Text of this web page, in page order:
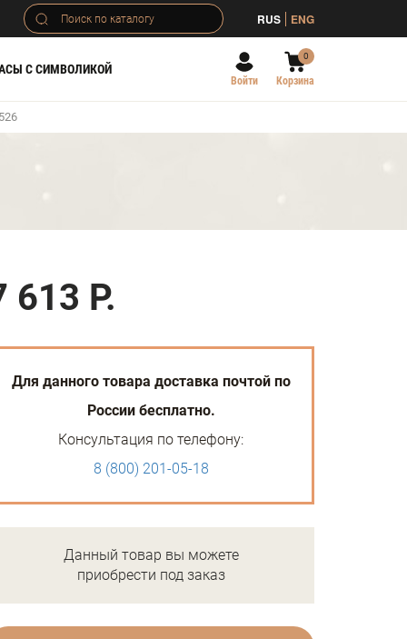
RUS ENG
С СИМВОЛИКОЙ
Войти
0
Корзина
613 Р.
Для данного товара доставка почтой по
России бесплатно.
Консультация по телефону:
8 (800) 201-05-18
Данный товар вы можете
приобрести под заказ